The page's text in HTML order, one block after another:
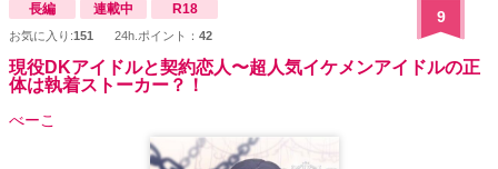
長編 連載中 R18
お気に入り:151 24h.ポイント： 42
9
現役DKアイドルと契約恋人〜超人気イケメンアイドルの正
体は執着ストーカー？！
べーこ